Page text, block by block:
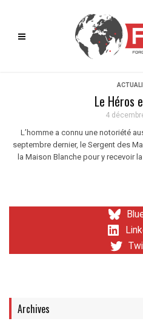
Le Héros
4
L’homme a connu une notoriété
septembre dernier, le Sergent des
la Maison Blanche pour y recevoir
Archives